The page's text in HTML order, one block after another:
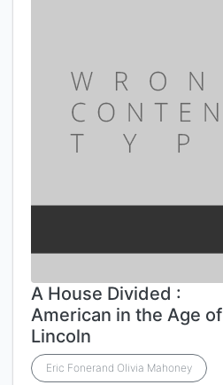
A House Divided :
American in the Age of
Lincoln
Eric Fonerand Olivia Mahoney